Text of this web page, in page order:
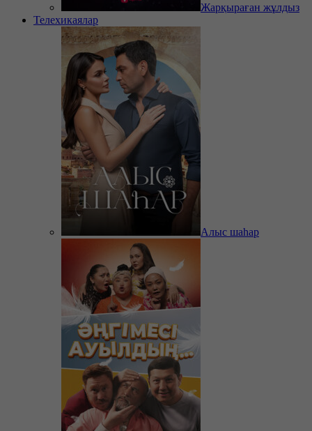
Жарқыраған жұлдыз
Телехикаялар
Алыс шаһар